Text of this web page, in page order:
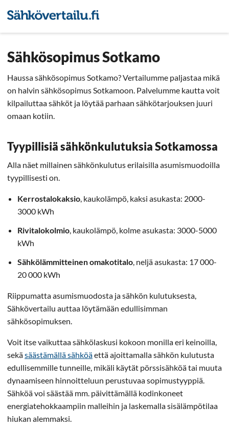
Sähkösopimus Sotkamo
Haussa sähkösopimus Sotkamo? Vertailumme paljastaa mikä
on halvin sähkösopimus Sotkamoon. Palvelumme kautta voit
kilpailuttaa sähköt ja löytää parhaan sähkötarjouksen juuri
omaan kotiin.
Tyypillisiä sähkönkulutuksia Sotkamossa
Alla näet millainen sähkönkulutus erilaisilla asumismuodoilla
tyypillisesti on.
Kerrostalokaksio, kaukolämpö, kaksi asukasta: 2000-
3000 kWh
Rivitalokolmio, kaukolämpö, kolme asukasta: 3000-5000
kWh
Sähkölämmitteinen omakotitalo, neljä asukasta: 17 000-
20 000 kWh
Riippumatta asumismuodosta ja sähkön kulutuksesta,
Sähkövertailu auttaa löytämään edullisimman
sähkösopimuksen.
Voit itse vaikuttaa sähkölaskusi kokoon monilla eri keinoilla,
sekäsäästämällä sähköäettä ajoittamalla sähkön kulutusta
edullisemmille tunneille, mikäli käytät pörssisähköä tai muuta
dynaamiseen hinnoitteluun perustuvaa sopimustyyppiä.
Sähköä voi säästää mm. päivittämällä kodinkoneet
energiatehokkaampiin malleihin ja laskemalla sisälämpötilaa
hiukan alemmaksi.